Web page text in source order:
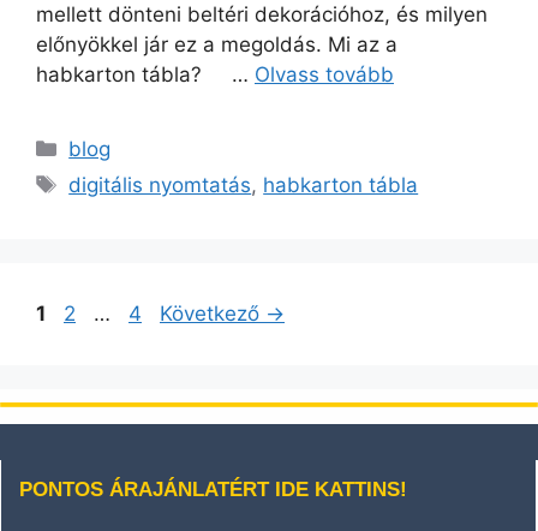
mellett dönteni beltéri dekorációhoz, és milyen
előnyökkel jár ez a megoldás. Mi az a
habkarton tábla? … Olvass tovább
blog
digitális nyomtatás, habkarton tábla
1 2 … 4 Következő →
PONTOS ÁRAJÁNLATÉRT IDE KATTINS!